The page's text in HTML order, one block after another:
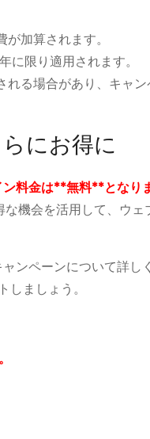
加算されます。
に限り適用されます。
れる場合があり、キャ
にお得に
料金は**無料**となり
機会を活用して、ウ
ンペーンについて詳し
ましょう。